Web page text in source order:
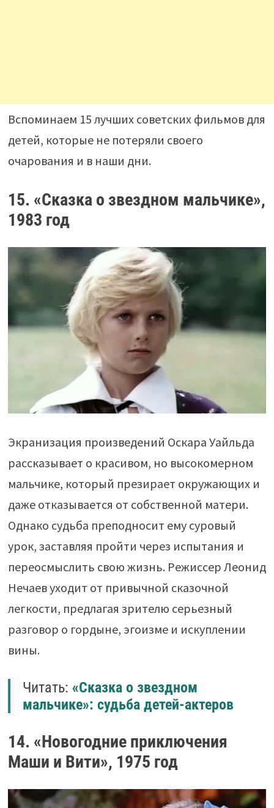
Вспоминаем 15 лучших советских фильмов для
детей, которые не потеряли своего
очарования и в наши дни.
15. «Сказка о звездном мальчике»,
1983 год
Экранизация произведений Оскара Уайльда
рассказывает о красивом, но высокомерном
мальчике, который презирает окружающих и
даже отказывается от собственной матери.
Однако судьба преподносит ему суровый
урок, заставляя пройти через испытания и
переосмыслить свою жизнь. Режиссер Леонид
Нечаев уходит от привычной сказочной
легкости, предлагая зрителю серьезный
разговор о гордыне, эгоизме и искуплении
вины.
Читать: «Сказка о звездном
мальчике»: судьба детей-актеров
14. «Новогодние приключения
Маши и Вити», 1975 год